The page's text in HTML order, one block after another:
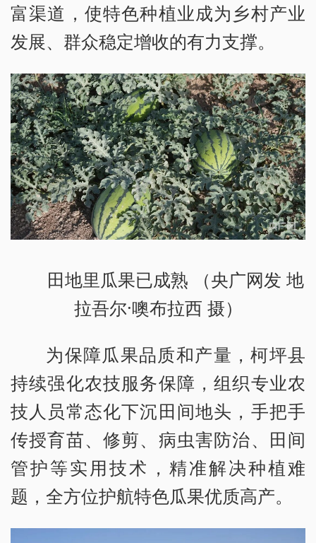
富渠道，使特色种植业成为乡村产业
发展、群众稳定增收的有力支撑。
田地里瓜果已成熟 （央广网发 地
拉吾尔·噢布拉西 摄）
为保障瓜果品质和产量，柯坪县
持续强化农技服务保障，组织专业农
技人员常态化下沉田间地头，手把手
传授育苗、修剪、病虫害防治、田间
管护等实用技术，精准解决种植难
题，全方位护航特色瓜果优质高产。